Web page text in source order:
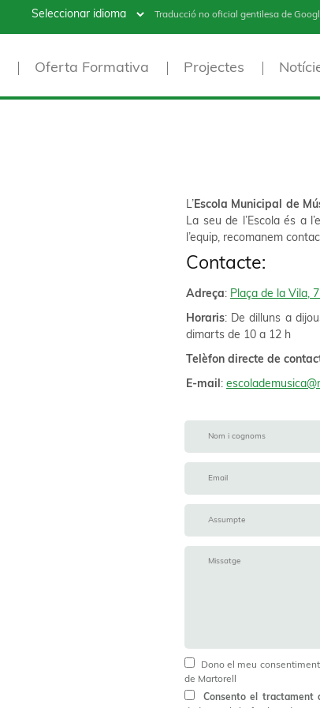
Traducció no oficial gentilesa de
Oferta Formativa Projectes
L’Escola Municipal de
La seu de l’Escola és a
l’equip, recomanem
Contacte:
Adreça: Plaça de la Vila,
Horaris: De dilluns a
dimarts de 10 a 12 h
Telèfon directe de
E-mail:
Dono el meu
de Martorell
Consento el tractament